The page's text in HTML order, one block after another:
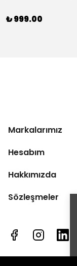
₺ 999.00
Markalarımız
Hesabım
Hakkımızda
Sözleşmeler